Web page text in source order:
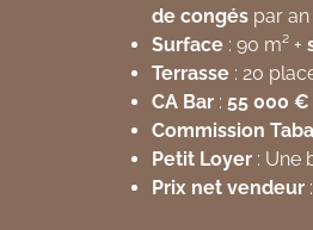
de congés par an
Surface : 90 m² +
Terrasse : 20
CA Bar : 55 000 €
Commission
Petit Loyer : Une
Prix net vendeur